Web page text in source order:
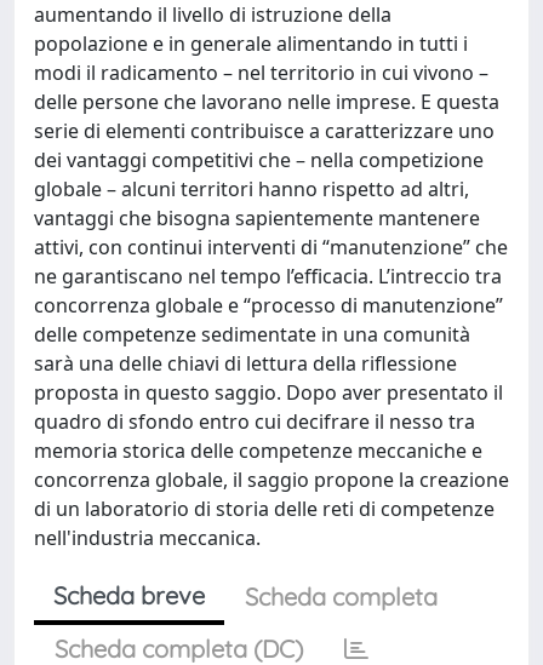
aumentando il livello di istruzione della
popolazione e in generale alimentando in tutti i
modi il radicamento – nel territorio in cui vivono –
delle persone che lavorano nelle imprese. E questa
serie di elementi contribuisce a caratterizzare uno
dei vantaggi competitivi che – nella competizione
globale – alcuni territori hanno rispetto ad altri,
vantaggi che bisogna sapientemente mantenere
attivi, con continui interventi di “manutenzione” che
ne garantiscano nel tempo l’efficacia. L’intreccio tra
concorrenza globale e “processo di manutenzione”
delle competenze sedimentate in una comunità
sarà una delle chiavi di lettura della riflessione
proposta in questo saggio. Dopo aver presentato il
quadro di sfondo entro cui decifrare il nesso tra
memoria storica delle competenze meccaniche e
concorrenza globale, il saggio propone la creazione
di un laboratorio di storia delle reti di competenze
nell'industria meccanica.
Scheda breve
Scheda completa
Scheda completa (DC)